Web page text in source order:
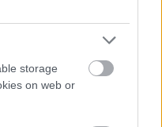
storage
on web or